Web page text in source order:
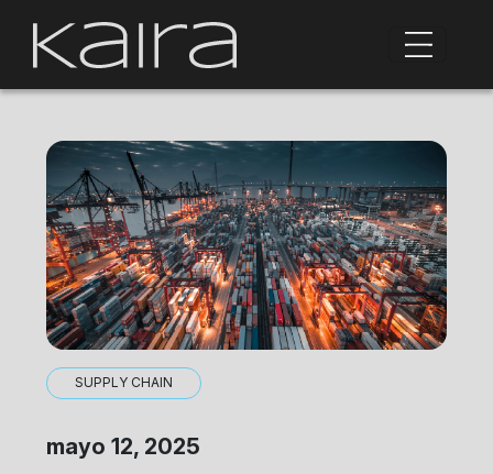
SUPPLY CHAIN
mayo 12, 2025